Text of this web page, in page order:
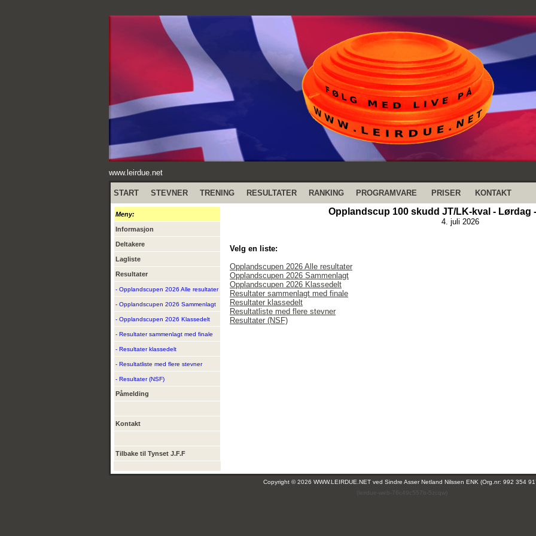
www.leirdue.net
START STEVNER TRENING RESULTATER RANKING PROGRAMVARE PRISER KONTAKT
Meny:
Informasjon
Deltakere
Lagliste
Resultater
- Opplandscupen 2026 Alle resultater
- Opplandscupen 2026 Sammenlagt
- Opplandscupen 2026 Klassedelt
- Resultater sammenlagt med finale
- Resultater klassedelt
- Resultatliste med flere stevner
- Resultater (NSF)
Påmelding
Kontakt
Tilbake til Tynset J.F.F
Opplandscup 100 skudd JT/LK-kval - Lørdag
4. juli 2026
Velg en liste:
Opplandscupen 2026 Alle resultater
Opplandscupen 2026 Sammenlagt
Opplandscupen 2026 Klassedelt
Resultater sammenlagt med finale
Resultater klassedelt
Resultatliste med flere stevner
Resultater (NSF)
Copyright © 2026 WWW.LEIRDUE.NET ved Sindre Asser Netland Nilssen ENK (Org.nr: 992 354
(leirdue-web-76c49c557b-5zcqw)